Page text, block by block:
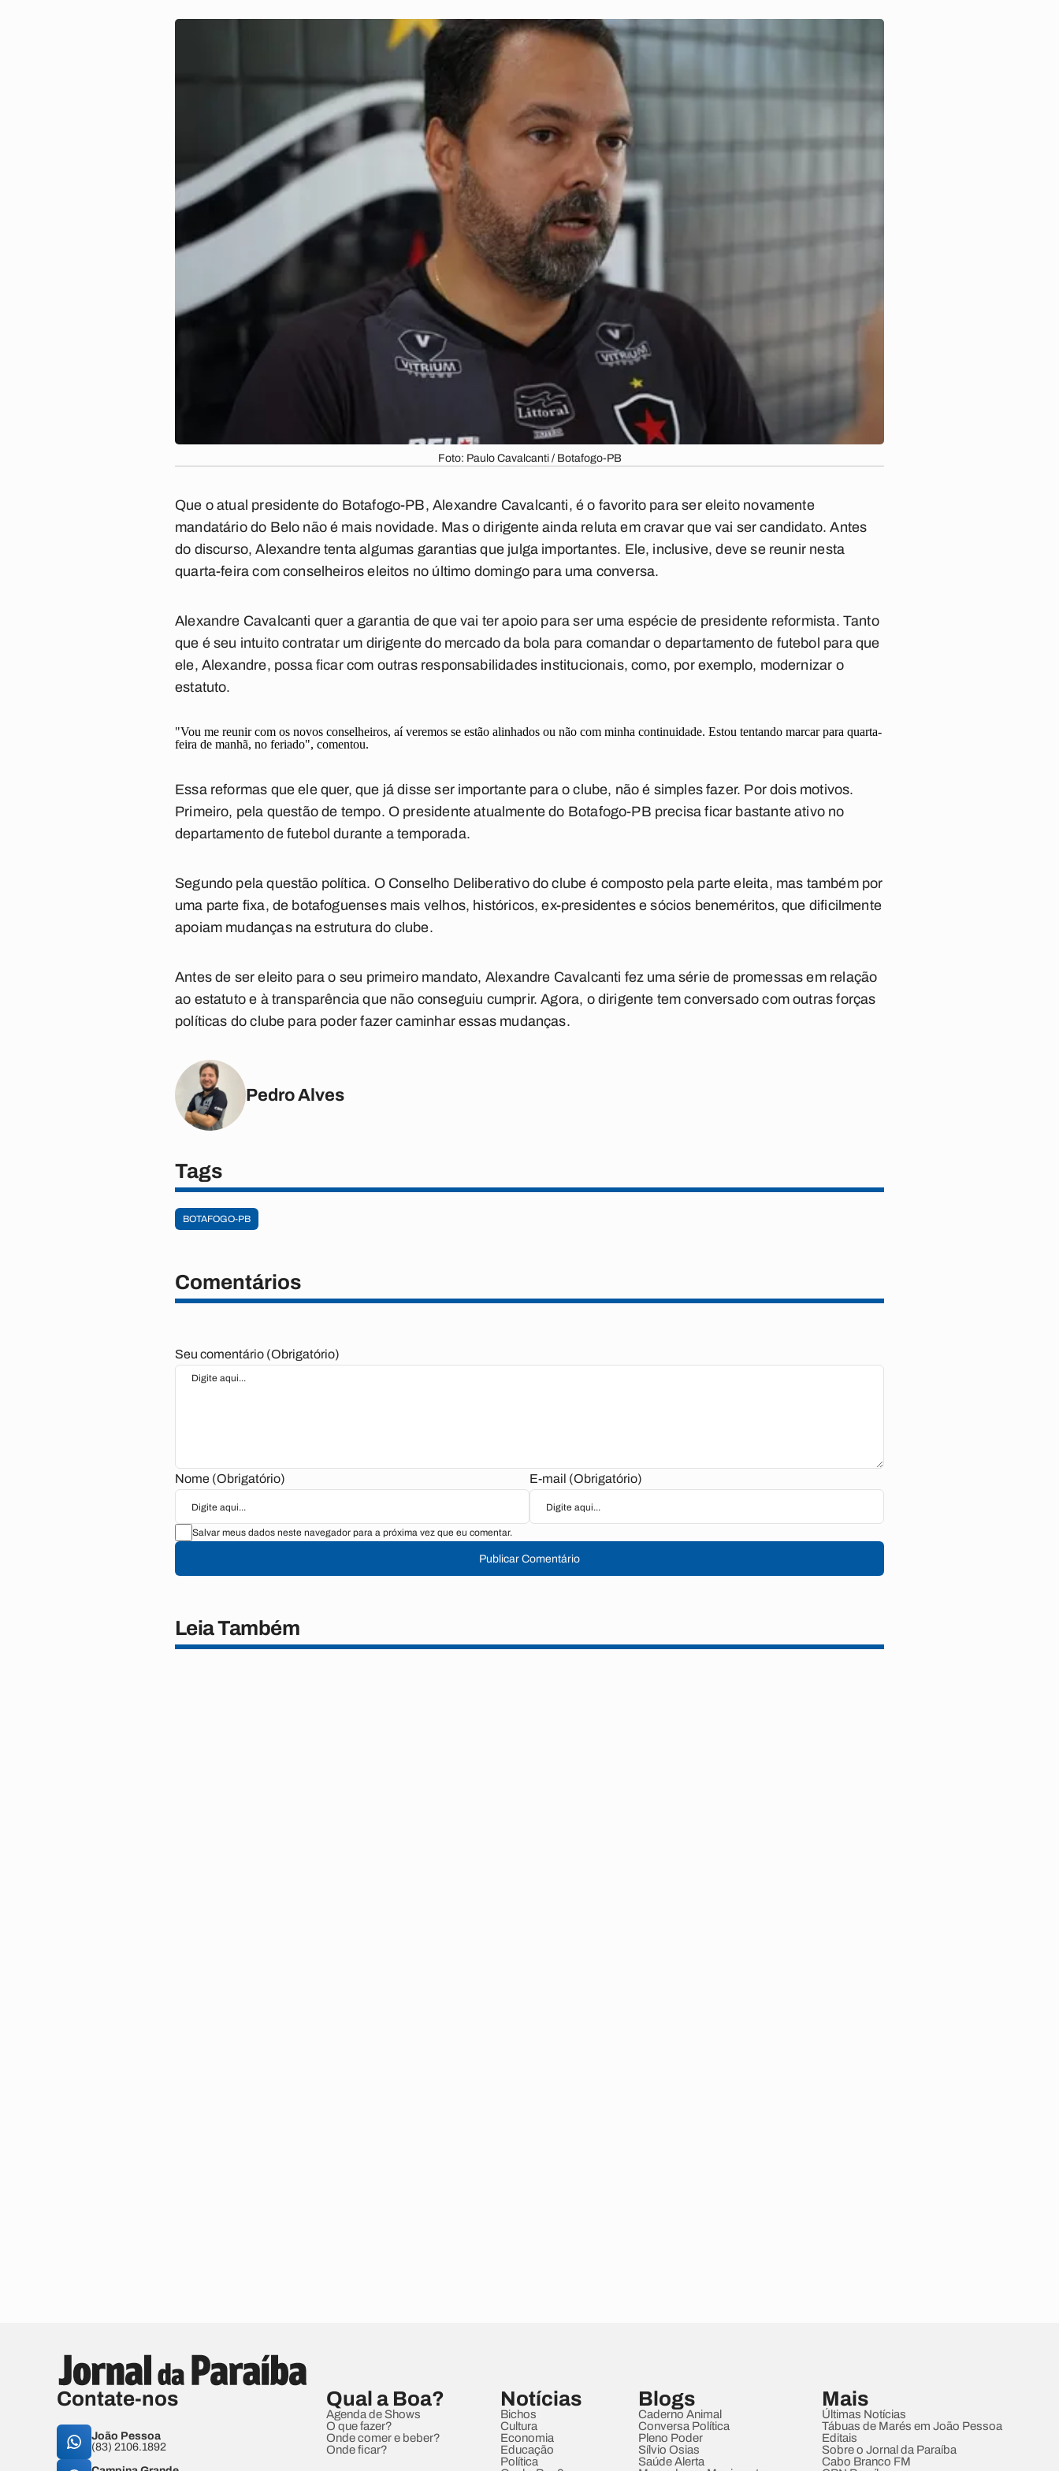
Foto: Paulo Cavalcanti / Botafogo-PB
Que o atual presidente do Botafogo-PB, Alexandre Cavalcanti, é o favorito para ser eleito novamente
mandatário do Belo não é mais novidade. Mas o dirigente ainda reluta em cravar que vai ser candidato. Antes
do discurso, Alexandre tenta algumas garantias que julga importantes. Ele, inclusive, deve se reunir nesta
quarta-feira com conselheiros eleitos no último domingo para uma conversa.
Alexandre Cavalcanti quer a garantia de que vai ter apoio para ser uma espécie de presidente reformista. Tanto
que é seu intuito contratar um dirigente do mercado da bola para comandar o departamento de futebol para que
ele, Alexandre, possa ficar com outras responsabilidades institucionais, como, por exemplo, modernizar o
estatuto.
"Vou me reunir com os novos conselheiros, aí veremos se estão alinhados ou não com minha continuidade. Estou tentando marcar para quarta-
feira de manhã, no feriado", comentou.
Essa reformas que ele quer, que já disse ser importante para o clube, não é simples fazer. Por dois motivos.
Primeiro, pela questão de tempo. O presidente atualmente do Botafogo-PB precisa ficar bastante ativo no
departamento de futebol durante a temporada.
Segundo pela questão política. O Conselho Deliberativo do clube é composto pela parte eleita, mas também por
uma parte fixa, de botafoguenses mais velhos, históricos, ex-presidentes e sócios beneméritos, que dificilmente
apoiam mudanças na estrutura do clube.
Antes de ser eleito para o seu primeiro mandato, Alexandre Cavalcanti fez uma série de promessas em relação
ao estatuto e à transparência que não conseguiu cumprir. Agora, o dirigente tem conversado com outras forças
políticas do clube para poder fazer caminhar essas mudanças.
Pedro Alves
Tags
BOTAFOGO-PB
Comentários
Seu comentário (Obrigatório)
Nome (Obrigatório) E-mail (Obrigatório)
Salvar meus dados neste navegador para a próxima vez que eu comentar.
Publicar Comentário
Leia Também
Contate-nos
João Pessoa
(83) 2106.1892
Qual a Boa?
Agenda de Shows
O que fazer?
Onde comer e beber?
Onde ficar?
Notícias
Bichos
Cultura
Economia
Educação
Política
Blogs
Caderno Animal
Conversa Política
Pleno Poder
Sílvio Osias
Saúde Alerta
Mais
Últimas Notícias
Tábuas de Marés em João Pessoa
Editais
Sobre o Jornal da Paraíba
Cabo Branco FM